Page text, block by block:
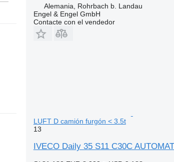
Alemania, Rohrbach b. Landau
Engel & Engel GmbH
Contacte con el vendedor
LUFT D camión furgón < 3.5t
13
IVECO Daily 35 S11 C30C